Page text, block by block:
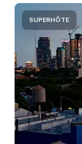
béton Une belle lumière naturelle baigne l'espace qu'il fasse
nuageux ou ensoleillé. Nous sommes
castings mode
produits, les
d'anniversaire,
SUPERHÔTE